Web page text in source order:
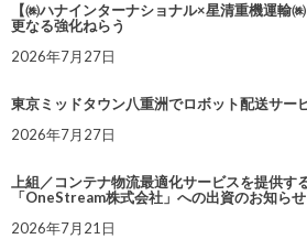
【㈱ハナインターナショナル×星清重機運輸
更なる強化ねらう
2026年7月27日
東京ミッドタウン八重洲でロボット配送サー
2026年7月27日
上組／コンテナ物流最適化サービスを提供す
「OneStream株式会社」への出資のお知らせ
2026年7月21日